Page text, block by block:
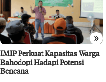
»
IMIP Perkuat Kapasitas Warga
Bahodopi Hadapi Potensi
Bencana